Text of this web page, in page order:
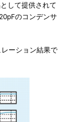
して提供されて
のコンデンサ
ーション結果で